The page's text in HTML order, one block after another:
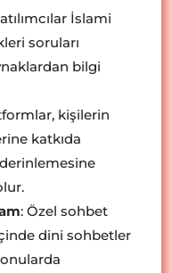
İslami
soruları
bilgi
kişilerin
katkıda
derinlemesine
: Özel sohbet
dini sohbetler